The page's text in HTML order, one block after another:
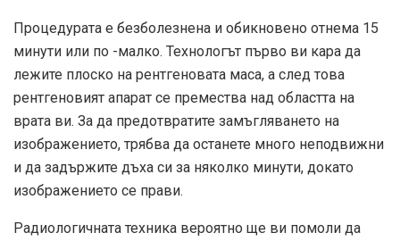
Процедурата е безболезнена и обикновено отнема 15
минути или по -малко. Технологът първо ви кара да
лежите плоско на рентгеновата маса, а след това
рентгеновият апарат се премества над областта на
врата ви. За да предотвратите замъгляването на
изображението, трябва да останете много неподвижни
и да задържите дъха си за няколко минути, докато
изображението се прави.
Радиологичната техника вероятно ще ви помоли да